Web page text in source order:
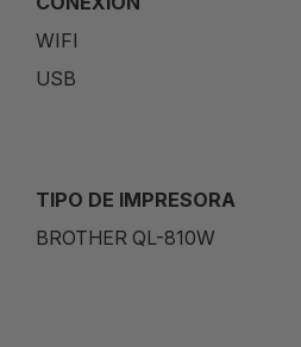
WIFI
USB
TIPO DE IMPRESORA
BROTHER QL-810W